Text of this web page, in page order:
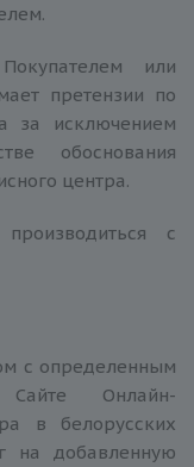
или
претензии по
за исключением
обоснования
центра.
с
с определенным
Онлайн-
в белорусских
на добавленную